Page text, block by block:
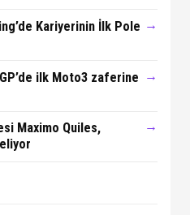
Kariyerinin İlk Pole →
ilk Moto3 zaferine →
Maximo Quiles,
→